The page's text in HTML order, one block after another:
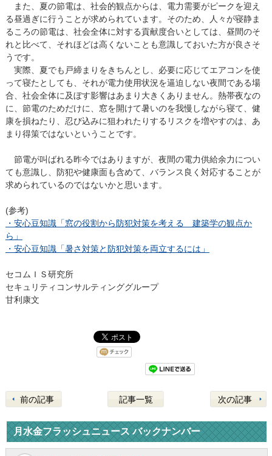
また、夏の節電は、社会的観点からは、電力需要がピークを迎え
る昼過ぎに行うことが求められています。そのため、人々が寝静ま
るころの節電は、社会全体に対する貢献度合いとしては、昼間のそ
れと比べて、それほどは高くないことも意識しておいた方が良さそ
うです。
実際、夏でも戸締まりをきちんとし、必要に応じてエアコンを使
って寝たとしても、それが電力使用状況を逼迫しない夜間である場
合、社会全体に及ぼす影響はあまり大きくありません。熱帯夜なの
に、節電のためだけに、窓を開けて暑いのを我慢しながら寝て、健
康を損ねたり、忍び込みに狙われたりするリスクを増やすのは、あ
まり得策ではないということです。
節電が叫ばれる昨今ではありますが、夜間の電力供給余力につい
ても意識し、防犯や健康面も含めて、バランス良く対応することが
求められているのではないかと思います。
(参考)
・安心豆知識「窓の役割から防犯対策を考える 建築学の観点か
ら」
・安心豆知識「暑さ対策と防犯対策を両立するには」
セコムＩＳ研究所
セキュリティコンサルティンググループ
甘利康文
前の記事 記事一覧 次の記事
月水金フラッシュニュース バックナンバー